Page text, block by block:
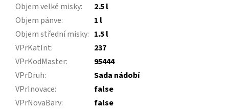
Objem velké misky:
2.5 l
Objem pánve:
1 l
Objem střední misky: 1.5 l
VPrKatInt:
237
VPrKodMaster:
95444
VPrDruh:
Sada nádobí
VPrInovace:
false
VPrNovaBarv:
false